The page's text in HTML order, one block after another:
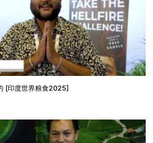
[印度世界粮食2025]